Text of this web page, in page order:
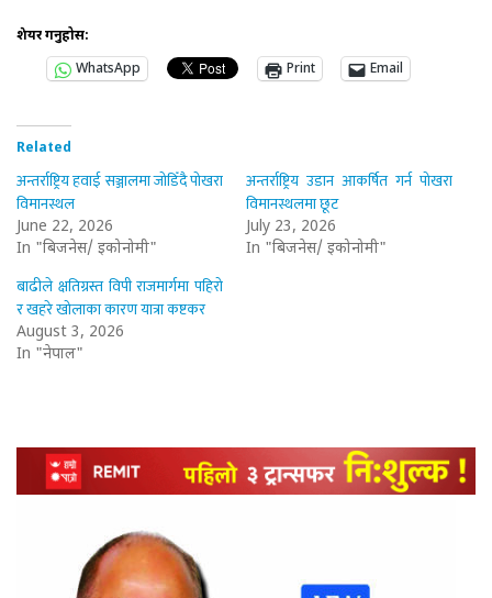
शेयर गर्नुहोस:
WhatsApp
Print Email
Related
अन्तर्राष्ट्रिय हवाई सञ्जालमा जोडिँदै पोखरा
विमानस्थल
June 22, 2026
In "बिजनेस/ इकोनोमी"
अन्तर्राष्ट्रिय उडान आकर्षित गर्न पोखरा
विमानस्थलमा छूट
July 23, 2026
In "बिजनेस/ इकोनोमी"
बाढीले क्षतिग्रस्त विपी राजमार्गमा पहिरो
र खहरे खोलाका कारण यात्रा कष्टकर
August 3, 2026
In "नेपाल"